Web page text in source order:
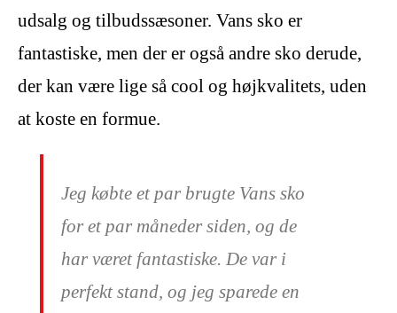
udsalg og tilbudssæsoner. Vans sko er
fantastiske, men der er også andre sko derude,
der kan være lige så cool og højkvalitets, uden
at koste en formue.
Jeg købte et par brugte Vans sko
for et par måneder siden, og de
har været fantastiske. De var i
perfekt stand, og jeg sparede en